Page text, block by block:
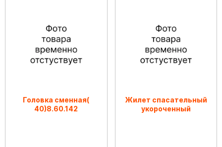
Головка сменная(
40)8.60.142
Жилет спасательный
укороченный